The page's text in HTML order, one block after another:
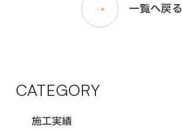
一覧へ戻る
CATEGORY
施工実績